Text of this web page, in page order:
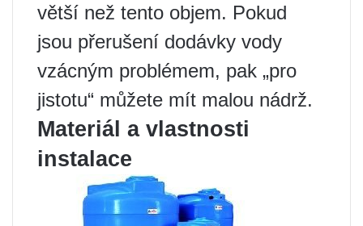
větší než tento objem. Pokud
jsou přerušení dodávky vody
vzácným problémem, pak „pro
jistotu“ můžete mít malou nádrž.
Materiál a vlastnosti
instalace